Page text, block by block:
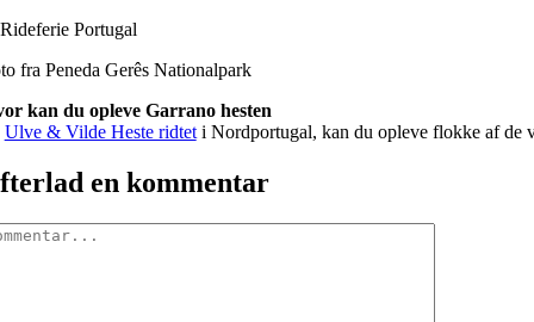
fra Peneda Gerês Nationalpark
kan du opleve Garrano hesten
Ulve & Vilde Heste ridteti Nordportugal, kan du opleve flokke af de
en kommentar